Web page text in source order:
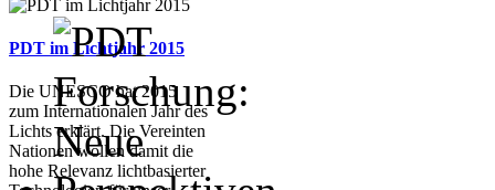
PDT im Lichtjahr 2015
Die UNESCO hat 2015
zum Internationalen Jahr des
Lichts erklärt. Die Vereinten
Nationen wollen damit die
hohe Relevanz lichtbasierter